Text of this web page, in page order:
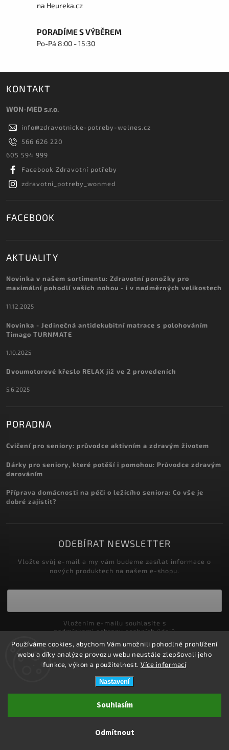
Používáme cookies, abychom Vám umožnili pohodlné prohlížení
webu a díky analýze provozu webu neustále zlepšovali jeho
funkce, výkon a použitelnost. Více informací
Nastavení
Odmítnout
Souhlasím
na Heureka.cz
PORADÍME S VÝBĚREM
Po-Pá 8:00 - 15:30
KONTAKT
WON-MED s.r.o.
info@zdravotnicke-potreby-welnes.cz
566 626 220
605 594 999
Facebook Zdravotní potřeby
zdravotni_potreby_wonmed
FACEBOOK
AKTUALITY
Novinka v našem sortimentu: Zdravotní ponožky pro
maximální pohodlí vašich nohou - i v nadměrných velikostech
11.12.2025
Novinka - Jedinečná antidekubitní matrace s polohováním
Timago TURNMATE
1.10.2025
Dvoumotorové křeslo RELAX již ve 2 provedeních
5.6.2025
PORADNA
Cvičení pro seniory: průvodce aktivním a zdravým životem
Dárky pro seniory, které potěší i pomohou: Průvodce zdravým
darováním
Příprava domácnosti na péči o ležícího seniora: Co vše je
dobré zajistit?
ODEBÍRAT NEWSLETTER
Vložte svůj e-mail a my vám budeme zasílat informace o
nových produktech na našem e-shopu.
podmínkami ochrany osobních údajů
Přihlásit se
ZDRAVOTNÍ POTŘEBY DRDLOVÁ
Upravit nastavení cookies